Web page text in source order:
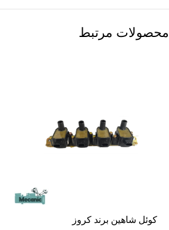
محصولات مرتبط
کوئل شاهین برند کروز